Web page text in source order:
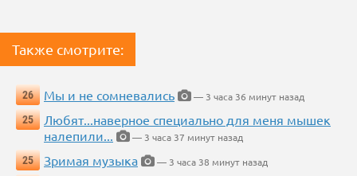
Также смотрите:
26 Мы и не сомневались
— 3 часа 36 минут назад
25
Любят...наверное специально для меня мышек
налепили...
— 3 часа 37 минут назад
25
Зримая музыка
— 3 часа 38 минут назад